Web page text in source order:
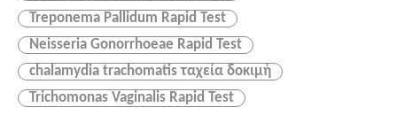
Treponema Pallidum Rapid Test
Neisseria Gonorrhoeae Rapid Test
chalamydia trachomatis ταχεία δοκιμή
Trichomonas Vaginalis Rapid Test